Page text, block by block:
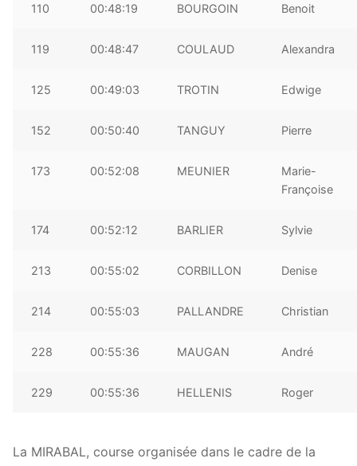
110 00:48:19 BOURGOIN Benoit
119 00:48:47 COULAUD Alexandra
125 00:49:03 TROTIN Edwige
152 00:50:40 TANGUY Pierre
173 00:52:08 MEUNIER
Marie-
Françoise
174 00:52:12 BARLIER Sylvie
213 00:55:02 CORBILLON Denise
214 00:55:03 PALLANDRE Christian
228 00:55:36 MAUGAN André
229 00:55:36 HELLENIS Roger
La MIRABAL, course organisée dans le cadre de la